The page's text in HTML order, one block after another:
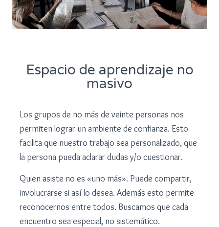
Espacio de aprendizaje no
masivo
Los grupos de no más de veinte personas nos
permiten lograr un ambiente de confianza. Esto
facilita que nuestro trabajo sea personalizado, que
la persona pueda aclarar dudas y/o cuestionar.
Quien asiste no es «uno más». Puede compartir,
involucrarse si así lo desea. Además esto permite
reconocernos entre todos. Buscamos que cada
encuentro sea especial, no sistemático.